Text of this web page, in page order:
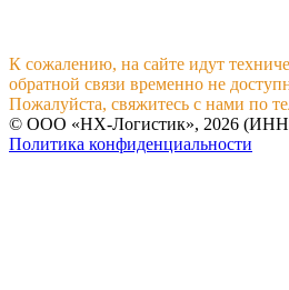
К сожалению, на сайте идут
обратной связи временно не
Пожалуйста, свяжитесь с нами по
© ООО «НХ-Логистик», 2026 (ИНН
Политика конфиденциальности